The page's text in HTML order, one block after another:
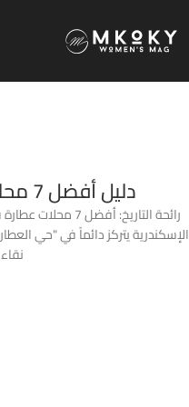
دليل أفضل 7 محلات عطارة في الإسكندرية (2026)
الإسكندرية يتركز دائماً في "حي